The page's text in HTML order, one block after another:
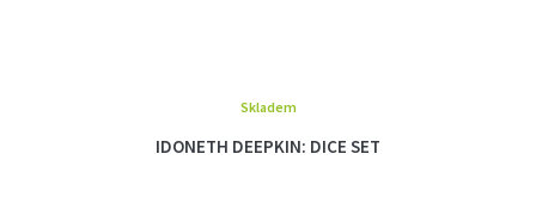
IDONETH DEEPKIN: DICE SET
Skladem